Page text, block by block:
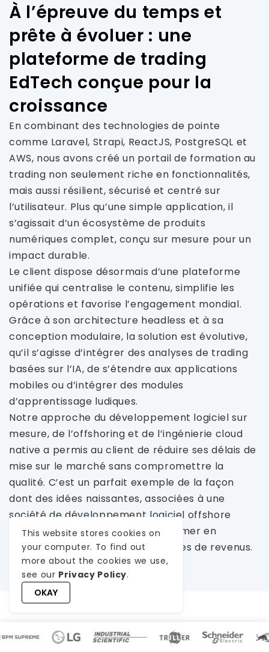
À l’épreuve du temps et
prête à évoluer : une
plateforme de trading
EdTech conçue pour la
croissance
En combinant des technologies de pointe
comme Laravel, Strapi, ReactJS, PostgreSQL et
AWS, nous avons créé un portail de formation au
trading non seulement riche en fonctionnalités,
mais aussi résilient, sécurisé et centré sur
l’utilisateur. Plus qu’une simple application, il
s’agissait d’un écosystème de produits
numériques complet, conçu sur mesure pour un
impact durable.
Le client dispose désormais d’une plateforme
unifiée qui centralise le contenu, simplifie les
opérations et favorise l’engagement mondial.
Grâce à son architecture headless et à sa
conception modulaire, la solution est évolutive,
qu’il s’agisse d’intégrer des analyses de trading
basées sur l’IA, de s’étendre aux applications
mobiles ou d’intégrer des modules
d’apprentissage ludiques.
Notre approche du développement logiciel sur
mesure, de l’offshoring et de l’ingénierie cloud
native a permis au client de réduire ses délais de
mise sur le marché sans compromettre la
qualité. C’est un parfait exemple de la façon
dont des idées naissantes, associées à une
société de développement logiciel offshore
compétente, peuvent se transformer en
plateformes fiables et génératrices de revenus.
This website stores cookies on
your computer. To find out
more about the cookies we use,
see our Privacy Policy.
OKAY